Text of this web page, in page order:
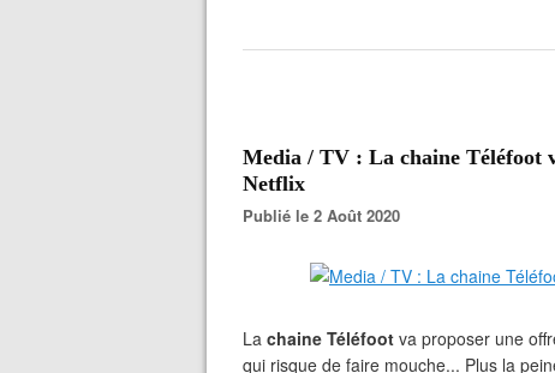
Media / TV : La chaine Téléfoot
Netflix
Publié le 2 Août 2020
La chaine Téléfoot va proposer une
qui risque de faire mouche... Plus la